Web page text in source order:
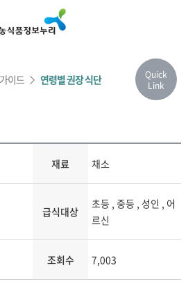
이드 연령별 권장 식단
재료 채소
급식대상
초등 , 중등 , 성인 , 어
르신
조회수 7,003
Quick
Link